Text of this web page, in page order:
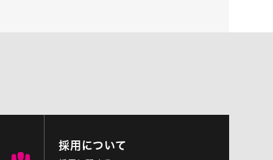
採用について